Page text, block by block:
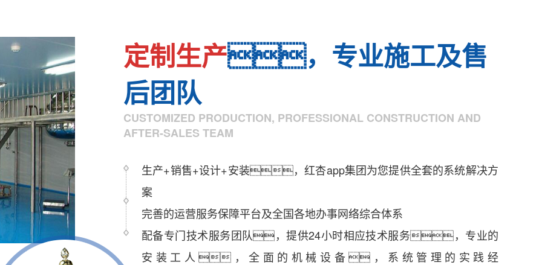
定制生产，专业施工及售
后团队
CUSTOMIZED PRODUCTION, PROFESSIONAL CONSTRUCTION AND
AFTER-SALES TEAM
生产+销售+设计+安装，红杏app集团为您提供全套的系统解决方
案
完善的运营服务保障平台及全国各地办事网络综合体系
配备专门技术服务团队，提供24小时相应技术服务，专业的
安装工人，全面的机械设备，系统管理的实践经